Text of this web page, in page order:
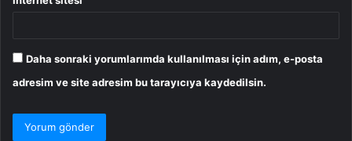
Daha sonraki yorumlarımda kullanılması için adım, e-posta
adresim ve site adresim bu tarayıcıya kaydedilsin.